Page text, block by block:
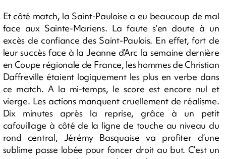
Et côté match, la Saint-Pauloise a eu beaucoup de mal
face aux Sainte-Mariens. La faute s’en doute à un
excès de confiance des Saint-Paulois. En effet, fort de
leur succès face à la Jeanne d’Arc la semaine dernière
en Coupe régionale de France, les hommes de Christian
Daffreville étaient logiquement les plus en verbe dans
ce match. A la mi-temps, le score est encore nul et
vierge. Les actions manquent cruellement de réalisme.
Dix minutes après la reprise, grâce à un petit
cafouillage à côté de la ligne de touche au niveau du
rond central, Jérémy Basquaise va profiter d’une
sublime passe lobée pour foncer droit au but. C’est un